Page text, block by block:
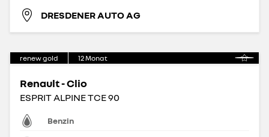
DRESDENER AUTO AG
renew gold 12Monat
Renault - Clio
ESPRIT ALPINE TCE 90
Benzin